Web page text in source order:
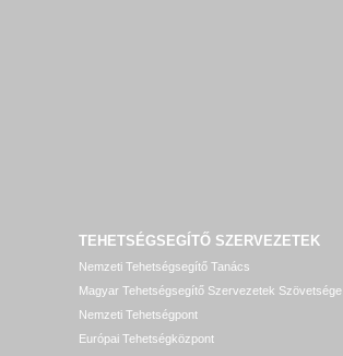
TEHETSÉGSEGÍTŐ SZERVEZETEK
Nemzeti Tehetségsegítő Tanács
Magyar Tehetségsegítő Szervezetek Szövetsége
Nemzeti Tehetségpont
Európai Tehetségközpont